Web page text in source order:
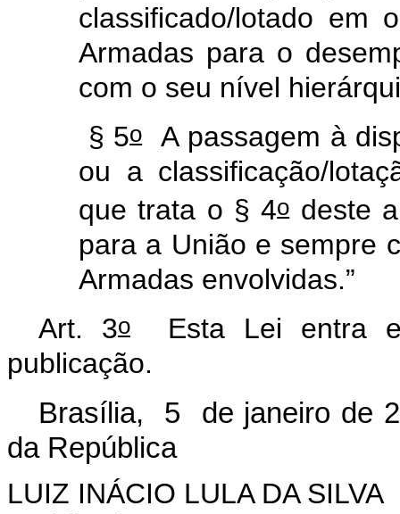
classificado/lotado em
Armadas para o
com o seu nível
§ 5oA passagem à
ou a classificação/
que trata o § 4odeste
para a União e sempre
Armadas envolvidas.”
Art. 3oEsta Lei entra
publicação.
Brasília, 5 de janeiro de
da República
LUIZ INÁCIO LULA DA SILVA